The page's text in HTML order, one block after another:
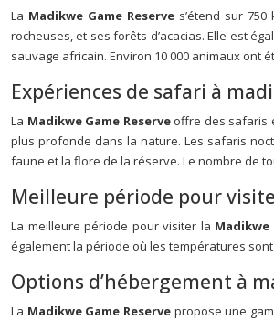
La Madikwe Game Reserve s’étend sur
rocheuses, et ses forêts d’acacias. Elle est
sauvage africain. Environ 10 000 animaux ont
Expériences de safari à
La Madikwe Game Reserve offre des safaris
plus profonde dans la nature. Les safaris
faune et la flore de la réserve. Le nombre de
Meilleure période pour
La meilleure période pour visiter la Madikwe
également la période où les températures
Options d’hébergement à
La Madikwe Game Reserve propose une